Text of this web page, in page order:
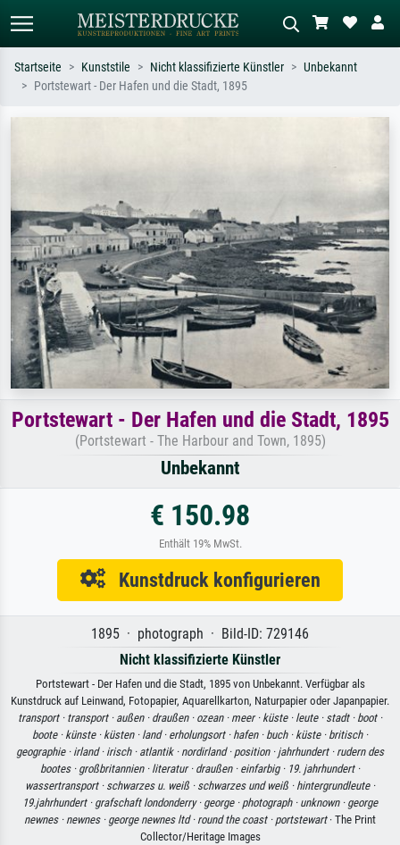
Ölgemälde, Stehender Akt neben einem
Startseite Kunststile Nicht klassifizierte Künstler
Unbekannt
Portstewart - Der Hafen und die Stadt, 1895
Portstewart - Der Hafen und die Stadt, 1895
(Portstewart - The Harbour and Town, 1895)
Unbekannt
€ 150.98
Enthält 19% MwSt.
Kunstdruck konfigurieren
1895 · photograph · Bild-ID: 729146
Nicht klassifizierte Künstler
Portstewart - Der Hafen und die Stadt, 1895 von Unbekannt. Verfügbar als
Kunstdruck auf Leinwand, Fotopapier, Aquarellkarton, Naturpapier oder Japanpapier.
transport · transport · außen · draußen · ozean · meer · küste · leute · stadt · boot ·
boote · künste · küsten · land · erholungsort · hafen · buch · küste · britisch ·
geographie · irland · irisch · atlantik · nordirland · position · jahrhundert · rudern des
bootes · großbritannien · literatur · draußen · einfarbig · 19. jahrhundert ·
wassertransport · schwarzes u. weiß · schwarzes und weiß · hintergrundleute ·
19.jahrhundert · grafschaft londonderry · george · photograph · unknown · george
newnes · newnes · george newnes ltd · round the coast · portstewart· The Print
Collector/Heritage Images